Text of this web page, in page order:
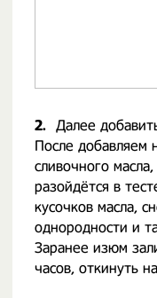
2. Далее
После добавляем
сливочного
разойдётся в
кусочков масла,
однородности и
Заранее изюм
часов, откинуть